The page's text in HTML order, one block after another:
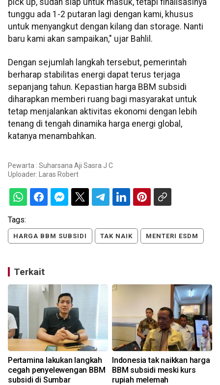
pick up, sudah siap untuk masuk, tetapi finalisasinya
tunggu ada 1-2 putaran lagi dengan kami, khusus
untuk menyangkut dengan kilang dan storage. Nanti
baru kami akan sampaikan," ujar Bahlil.
Dengan sejumlah langkah tersebut, pemerintah
berharap stabilitas energi dapat terus terjaga
sepanjang tahun. Kepastian harga BBM subsidi
diharapkan memberi ruang bagi masyarakat untuk
tetap menjalankan aktivitas ekonomi dengan lebih
tenang di tengah dinamika harga energi global,
katanya menambahkan.
Pewarta : Suharsana Aji Sasra J C
Uploader:
Laras Robert
Tags:
HARGA BBM SUBSIDI TAK NAIK MENTERI ESDM
Terkait
Pertamina lakukan langkah
cegah penyelewengan BBM
subsidi di Sumbar
Indonesia tak naikkan harga
BBM subsidi meski kurs
rupiah melemah